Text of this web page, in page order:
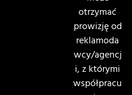
otrzymać
prowizję od
reklamoda
wcy/agencj
i, z którymi
współpracu